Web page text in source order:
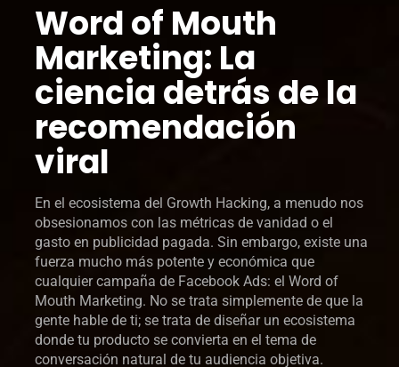
Word of Mouth
Marketing: La
ciencia detrás de la
recomendación
viral
En el ecosistema del Growth Hacking, a menudo nos
obsesionamos con las métricas de vanidad o el
gasto en publicidad pagada. Sin embargo, existe una
fuerza mucho más potente y económica que
cualquier campaña de Facebook Ads: el Word of
Mouth Marketing. No se trata simplemente de que la
gente hable de ti; se trata de diseñar un ecosistema
donde tu producto se convierta en el tema de
conversación natural de tu audiencia objetiva.